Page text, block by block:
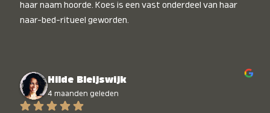
haar naam hoorde. Koes is een vast onderdeel van haar
naar-bed-ritueel geworden.
Hilde Bleijswijk
4 maanden geleden